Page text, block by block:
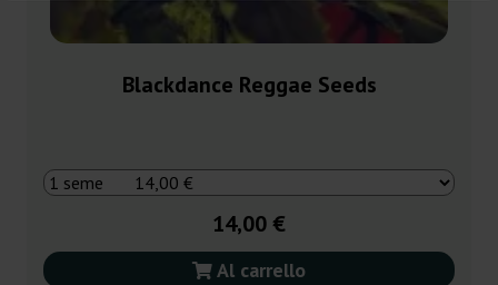
Blackdance Reggae Seeds
14,00 €
Al carrello